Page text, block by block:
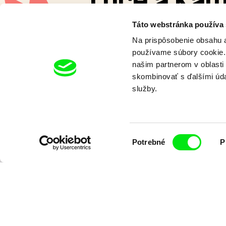
Táto webstránka
Na prispôsobenie
používame súbory
našim partnerom v
skombinovať s ďalšími
služby.
Potrebné
Jedného dňa sa uprostred
Luce, z ničoho nič objaví
Zobraziť viac